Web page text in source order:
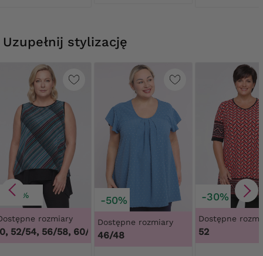
Uzupełnij stylizację
-20%
NOWOŚĆ rozmiary
54, 56/58, 60/62 48/50, 52/54, 56/58, 60/62
-50%
Dostępne rozmiary
46/48
-30%
Dostępne
52